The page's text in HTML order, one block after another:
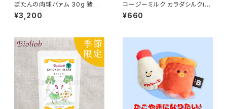
ぼたんの肉球バァム 30g 猪油
日本ミツバチ 肉球クリーム
¥3,200
コージーミルク カラダシルクin
200g 甘酒 シルクフル
¥660